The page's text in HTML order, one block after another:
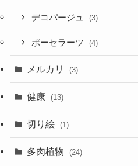
デコパージュ (3)
ポーセラーツ (4)
メルカリ (3)
健康 (13)
切り絵 (1)
多肉植物 (24)